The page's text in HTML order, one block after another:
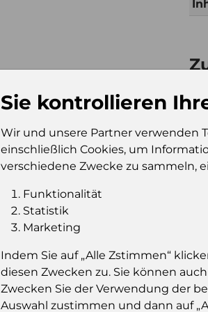
Sie kontrollieren
Wir und unsere Partner verwenden
einschließlich Cookies, um
verschiedene Zwecke zu sammeln,
Funktionalität
Statistik
Marketing
Indem Sie auf „Alle Zstimmen“
diesen Zwecken zu. Sie können
Zwecken Sie der Verwendung der
Auswahl zustimmen und dann auf